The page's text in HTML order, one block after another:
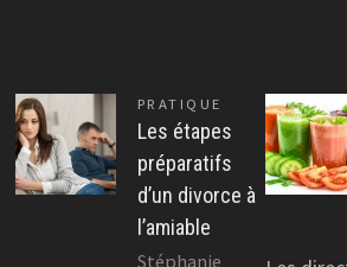
PRATIQUE
Les étapes
préparatifs
d’un divorce à
l’amiable
Stéphanie